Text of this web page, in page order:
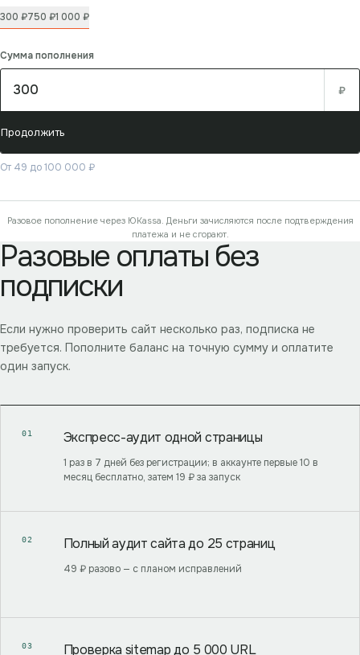
300 ₽750 ₽1 000 ₽
Сумма пополнения
₽
Продолжить
От 49 до 100 000 ₽
Разовое пополнение через ЮKassa. Деньги зачисляются после подтверждения
платежа и не сгорают.
Разовые оплаты без
подписки
Если нужно проверить сайт несколько раз, подписка не
требуется. Пополните баланс на точную сумму и оплатите
один запуск.
01 Экспресс-аудит одной страницы
1 раз в 7 дней без регистрации; в аккаунте первые 10 в
месяц бесплатно, затем 19 ₽ за запуск
02 Полный аудит сайта до 25 страниц
49 ₽ разово — с планом исправлений
03 Проверка sitemap до 5 000 URL